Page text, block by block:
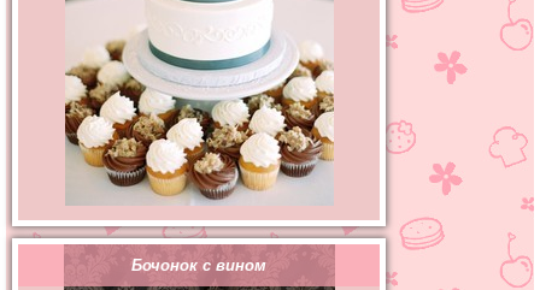
Бочонок с вином